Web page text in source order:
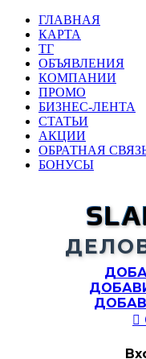
ГЛАВНАЯ
КАРТА
ТГ
ОБЪЯВЛЕНИЯ
КОМПАНИИ
ПРОМО
БИЗНЕС-ЛЕНТА
СТАТЬИ
АКЦИИ
ОБРАТНАЯ
БОНУСЫ
